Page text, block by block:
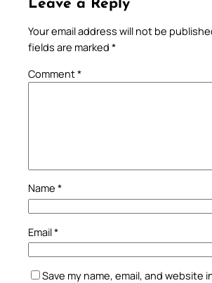
Leave a Reply
Your email address will not be
fields are marked *
Comment*
Name *
Email*
Save my name, email, and website